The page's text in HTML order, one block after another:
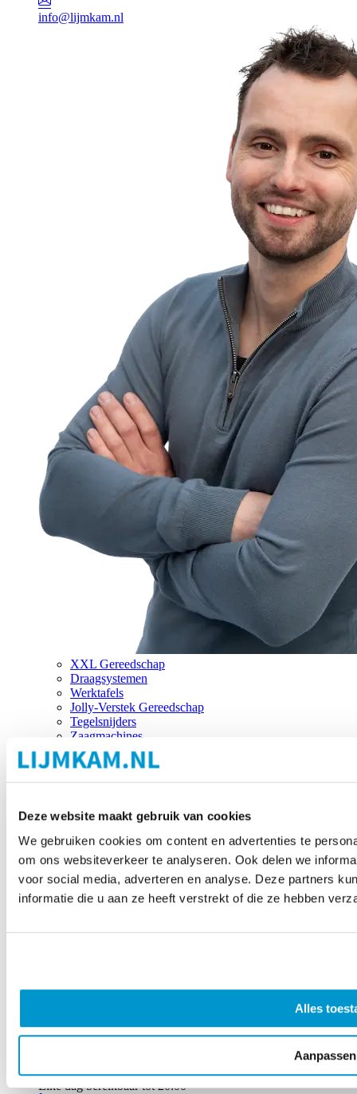
Deze website maakt gebruik van cookies
We gebruiken cookies om content en advertenties te
om ons websiteverkeer te analyseren. Ook delen we
voor social media, adverteren en analyse. Deze partners
informatie die u aan ze heeft verstrekt of die ze hebben
Alles
Aanpassen
info@lijmkam.nl
XXL Gereedschap
Draagsystemen
Werktafels
Jolly-Verstek Gereedschap
Tegelsnijders
Zaagmachines
Merken
Elke dag bereikbaar tot 20:00